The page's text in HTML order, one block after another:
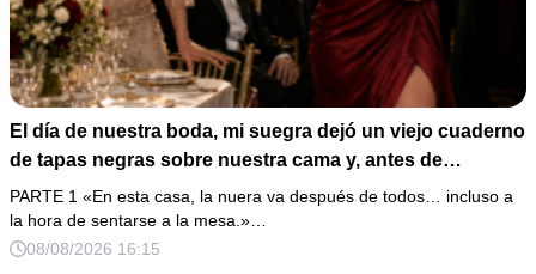
El día de nuestra boda, mi suegra dejó un viejo cuaderno
de tapas negras sobre nuestra cama y, antes de
marcharse, dijo: «En esta familia todos deben cumplir
una misma regla…».
PARTE 1 «En esta casa, la nuera va después de todos… incluso a
la hora de sentarse a la mesa.»…
08/08/2026 16:15